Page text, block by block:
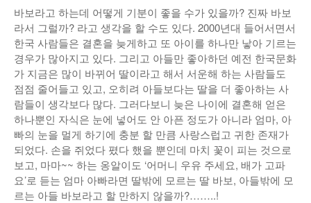
바보라고 하는데 어떻게 기분이 좋을 수가 있을까? 진짜 바보
라서 그럴까? 라고 생각을 할 수도 있다. 2000년대 들어서면서
한국 사람들은 결혼을 늦게하고 또 아이를 하나만 낳아 기르는
경우가 많아지고 있다. 그리고 아들만 좋아하던 예전 한국문화
가 지금은 많이 바뀌어 딸이라고 해서 서운해 하는 사람들도
점점 줄어들고 있고, 오히려 아들보다는 딸을 더 좋아하는 사
람들이 생각보다 많다. 그러다보니 늦은 나이에 결혼해 얻은
하나뿐인 자식은 눈에 넣어도 안 아픈 정도가 아니라 엄마, 아
빠의 눈을 멀게 하기에 충분 할 만큼 사랑스럽고 귀한 존재가
되었다. 손을 쥐었다 폈다 했을 뿐인데 마치 꽃이 피는 것으로
보고, 마마~~ 하는 옹알이도 ‘어머니 우유 주세요, 배가 고파
요’로 듣는 엄마 아빠라면 딸밖에 모르는 딸 바보, 아들밖에 모
르는 아들 바보라고 할 만하지 않을까?……..!